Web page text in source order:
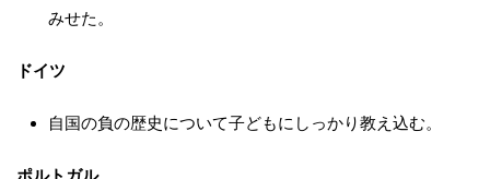
みせた。
ドイツ
自国の負の歴史について子どもにしっかり教え込む。